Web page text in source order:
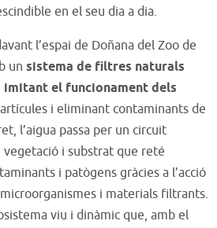
en el seu dia a dia.
l’espai de Doñana del Zoo de
un sistema de filtres naturals
imitant el funcionament dels
i eliminant contaminants de
l’aigua passa per un circuit
i substrat que reté
i patògens gràcies a l’acció
i materials filtrants.
viu i dinàmic que, amb el